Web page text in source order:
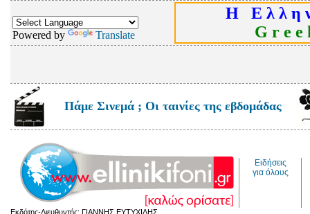
Powered by Translate
Η Ε λ λ η
G r e e
Πάμε Σινεμά ; Οι ταινίες της εβδομάδας
Ειδήσεις
για όλους
Εκδότης-Διευθυντής: ΓΙΑΝΝΗΣ ΕΥΤΥΧΙΔΗΣ